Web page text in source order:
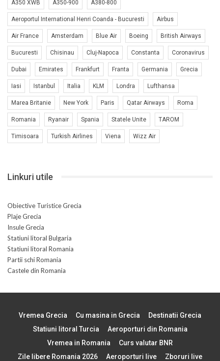
A350 XWB A350-900 A380-800
Aeroportul International Henri Coanda - Bucuresti Airbus
Air France Amsterdam Blue Air Boeing British Airways
Bucuresti Chisinau Cluj-Napoca Constanta Coronavirus
Dubai Emirates Frankfurt Franta Germania Grecia
Iasi Istanbul Italia KLM Londra Lufthansa
Marea Britanie New York Paris Qatar Airways Roma
Romania Ryanair Spania Statele Unite TAROM
Timisoara Turkish Airlines Viena Wizz Air
Linkuri utile
Obiective Turistice Grecia
Plaje Grecia
Insule Grecia
Statiuni litoral Bulgaria
Statiuni litoral Romania
Partii schi Romania
Castele din Romania
Vremea Grecia Cu masina in Grecia
Destinatii Grecia
Statiuni litoral Turcia
Aeroporturi din Romania
Vremea in Romania
Curs valutar BNR
Zile libere Romania 2026
Aeroporturi live
Zboruri live